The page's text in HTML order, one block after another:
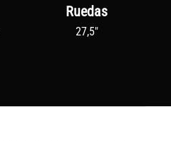
Ruedas
27,5"